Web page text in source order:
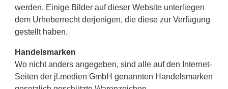
werden. Einige Bilder auf dieser Website unterliegen
dem Urheberrecht derjenigen, die diese zur Verfügung
gestellt haben.
Handelsmarken
Wo nicht anders angegeben, sind alle auf den Internet-
Seiten der jl.medien GmbH genannten Handelsmarken